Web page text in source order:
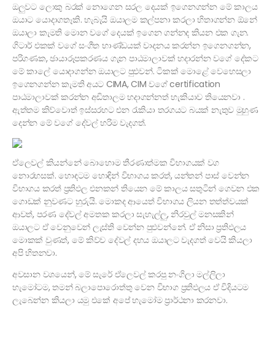
ඔලුවට ලොකු බරක් නොගෙන සරල දෙයක් ඉගෙනගන්න මේ කාලය
ඔයාට යොදාගතෑකි. හැබැයි ඔයාලම කල්පනා කරලා හිතාගන්න ඕනේ
ඔයාලා කැමති මොන වගේ දෙයක් ඉගෙන ගන්නද කියන එක ගැන.
ගිටාර් එකක් වගේ සංගීත භාණ්ඩයක් වාදනය කරන්න ඉගෙනගන්න,
පරිගණක, ඡායාරූපකරණය ගැන පාඨමාලාවක් හදාරන්න වගේ දේකට
මේ කාලේ යොදාගන්න ඔයාලට පුළුවන්. ටිකක් මොළේ වෙහෙසලා
ඉගෙනගන්න කැමති අයට CIMA, CIM වගේ certification
පාඨමාලාවක් කරන්න අඩිතාලම හදාගන්නත් හැකියාව තියෙනවා .
ඇත්තම කිව්වොත් ඉස්සරහට එන රැකියා තරගයට බයක් නැතුව මුහුණ
දෙන්න මේ වගේ දේවල් හරිම වැදගත්.
ඒලෙවල් කියන්නේ බොහොම තීරණාත්මක විභාගයක් වග
නොරහසක්. හොඳටම හොඳින් විභාගය කරත්, යන්තන් පාස් වෙන්න
විභාගය කරත් ප්‍රතිඵල එනකන් තියෙන මේ කාලය සතුටින් ගෙවන එක
ගොඩක් නුවණට හුරුයි. මොකද ආයෙත් විභාගය ලියන තත්ත්වයක්
ආවත්, පරණ දේවල් අමතක කරලා සැහැල්ලු, නිරවුල් මනසකින්
ඔයාලට ඒ වෙනුවෙන් ලැස්ති වෙන්න පුළුවන්නේ. ඒ නිසා ප්‍රතිඵලය
මොකක් වුණත්, මේ කිව්ව දේවල් දහය ඔයාලට වැදගත් වෙයි කියලා
අපි හිතනවා.
අවසාන වශයෙන්, මේ සැරේ ඒලෙවල් කරපු නංගිලා මල්ලිලා
හැමෝටම, තමන් බලාපොරොත්තු වෙන විභාග ප්‍රතිඵලය ඒ විදියටම
ලැබෙන්න කියලා යමු එකේ අපේ හැමෝම ප්‍රාර්ථනා කරනවා.